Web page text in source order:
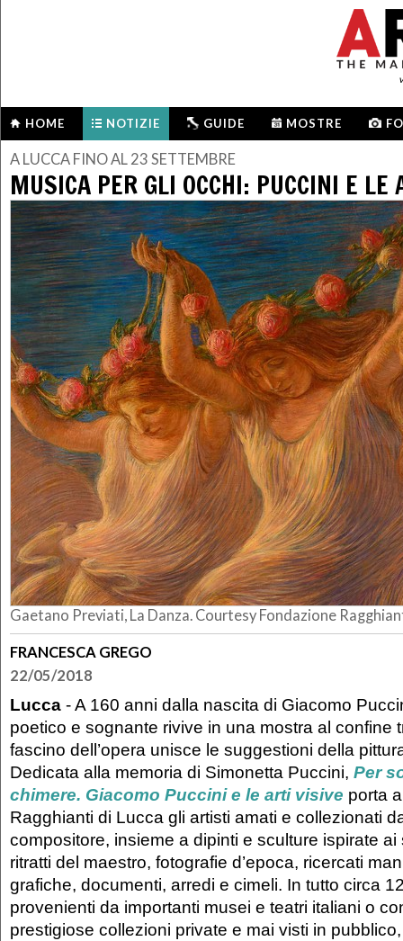
HOME NOTIZIE GUIDE MOSTRE
A LUCCA FINO AL 23 SETTEMBRE
MUSICA PER GLI OCCHI: PUCCINI E LE
Gaetano Previati, La Danza. Courtesy Fondazione
FRANCESCA GREGO
22/05/2018
Lucca - A 160 anni dalla nascita di Giacomo
poetico e sognante rivive in una mostra al confine
fascino dell’opera unisce le suggestioni della
Dedicata alla memoria di Simonetta Puccini, Per
chimere. Giacomo Puccini e le arti visive porta
Ragghianti di Lucca gli artisti amati e collezionati
compositore, insieme a dipinti e sculture ispirate
ritratti del maestro, fotografie d’epoca, ricercati
grafiche, documenti, arredi e cimeli. In tutto circa
provenienti da importanti musei e teatri italiani o
prestigiose collezioni private e mai visti in